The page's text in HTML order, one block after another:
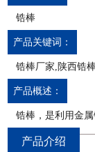
锆棒
产品关键词：
锆棒厂家,陕西锆
产品概述：
锆棒，是利用金
产品介绍